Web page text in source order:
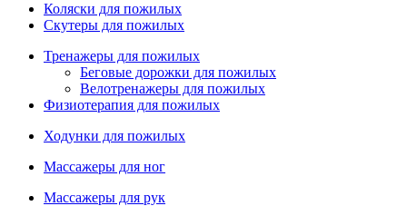
Коляски для пожилых
Скутеры для пожилых
Тренажеры для пожилых
Беговые дорожки для пожилых
Велотренажеры для пожилых
Физиотерапия для пожилых
Ходунки для пожилых
Массажеры для ног
Массажеры для рук